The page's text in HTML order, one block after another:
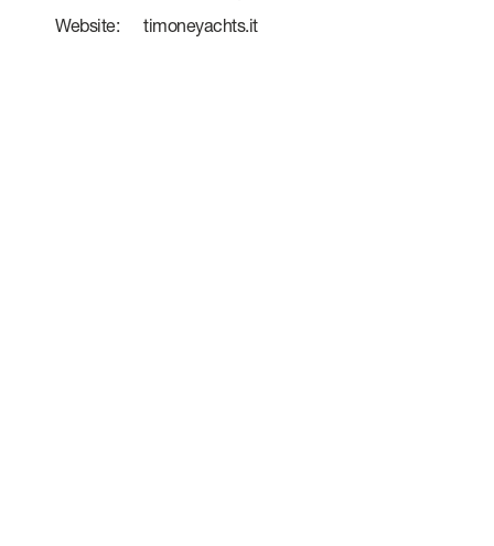
Website:
timoneyachts.it